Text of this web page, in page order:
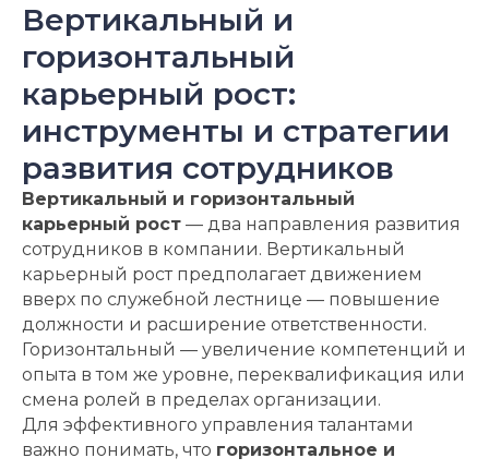
Вертикальный и
горизонтальный
карьерный рост:
инструменты и стратегии
развития сотрудников
Вертикальный и горизонтальный
карьерный рост — два направления развития
сотрудников в компании. Вертикальный
карьерный рост предполагает движением
вверх по служебной лестнице — повышение
должности и расширение ответственности.
Горизонтальный — увеличение компетенций и
опыта в том же уровне, переквалификация или
смена ролей в пределах организации.
Для эффективного управления талантами
важно понимать, что горизонтальное и